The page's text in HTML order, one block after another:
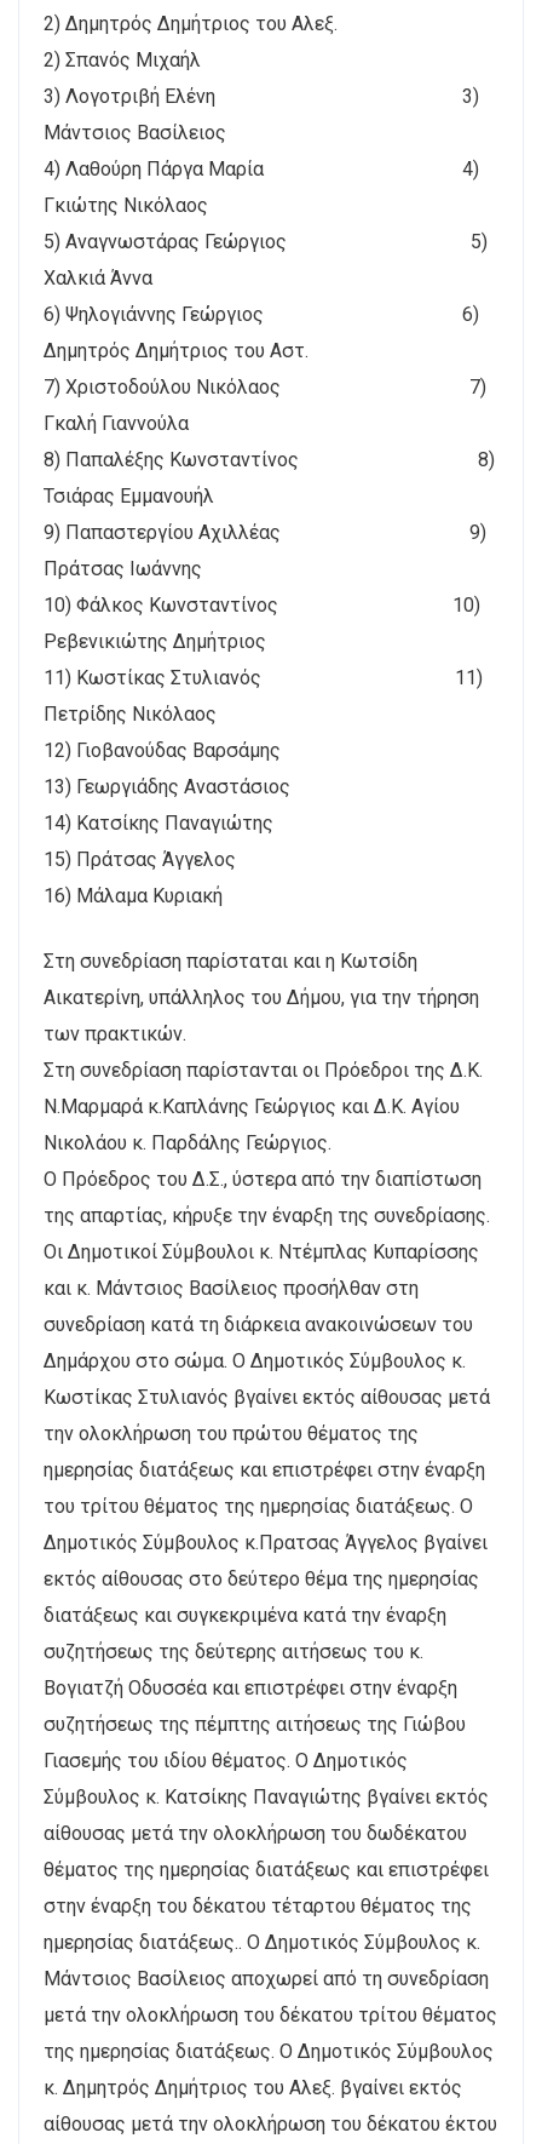
2) Δημητρός Δημήτριος του Αλεξ.
2) Σπανός Μιχαήλ
3) Λογοτριβή Ελένη 3)
Μάντσιος Βασίλειος
4) Λαθούρη Πάργα Μαρία 4)
Γκιώτης Νικόλαος
5) Αναγνωστάρας Γεώργιος 5)
Χαλκιά Άννα
6) Ψηλογιάννης Γεώργιος 6)
Δημητρός Δημήτριος του Αστ.
7) Χριστοδούλου Νικόλαος 7)
Γκαλή Γιαννούλα
8) Παπαλέξης Κωνσταντίνος 8)
Τσιάρας Εμμανουήλ
9) Παπαστεργίου Αχιλλέας 9)
Πράτσας Ιωάννης
10) Φάλκος Κωνσταντίνος 10)
Ρεβενικιώτης Δημήτριος
11) Κωστίκας Στυλιανός 11)
Πετρίδης Νικόλαος
12) Γιοβανούδας Βαρσάμης
13) Γεωργιάδης Αναστάσιος
14) Κατσίκης Παναγιώτης
15) Πράτσας Άγγελος
16) Μάλαμα Κυριακή
Στη συνεδρίαση παρίσταται και η Κωτσίδη
Αικατερίνη, υπάλληλος του Δήμου, για την τήρηση
των πρακτικών.
Στη συνεδρίαση παρίστανται οι Πρόεδροι της Δ.Κ.
Ν.Μαρμαρά κ.Καπλάνης Γεώργιος και Δ.Κ. Αγίου
Νικολάου κ. Παρδάλης Γεώργιος.
Ο Πρόεδρος του Δ.Σ., ύστερα από την διαπίστωση
της απαρτίας, κήρυξε την έναρξη της συνεδρίασης.
Οι Δημοτικοί Σύμβουλοι κ. Ντέμπλας Κυπαρίσσης
και κ. Μάντσιος Βασίλειος προσήλθαν στη
συνεδρίαση κατά τη διάρκεια ανακοινώσεων του
Δημάρχου στο σώμα. Ο Δημοτικός Σύμβουλος κ.
Κωστίκας Στυλιανός βγαίνει εκτός αίθουσας μετά
την ολοκλήρωση του πρώτου θέματος της
ημερησίας διατάξεως και επιστρέφει στην έναρξη
του τρίτου θέματος της ημερησίας διατάξεως. Ο
Δημοτικός Σύμβουλος κ.Πρατσας Άγγελος βγαίνει
εκτός αίθουσας στο δεύτερο θέμα της ημερησίας
διατάξεως και συγκεκριμένα κατά την έναρξη
συζητήσεως της δεύτερης αιτήσεως του κ.
Βογιατζή Οδυσσέα και επιστρέφει στην έναρξη
συζητήσεως της πέμπτης αιτήσεως της Γιώβου
Γιασεμής του ιδίου θέματος. Ο Δημοτικός
Σύμβουλος κ. Κατσίκης Παναγιώτης βγαίνει εκτός
αίθουσας μετά την ολοκλήρωση του δωδέκατου
θέματος της ημερησίας διατάξεως και επιστρέφει
στην έναρξη του δέκατου τέταρτου θέματος της
ημερησίας διατάξεως.. Ο Δημοτικός Σύμβουλος κ.
Μάντσιος Βασίλειος αποχωρεί από τη συνεδρίαση
μετά την ολοκλήρωση του δέκατου τρίτου θέματος
της ημερησίας διατάξεως. Ο Δημοτικός Σύμβουλος
κ. Δημητρός Δημήτριος του Αλεξ. βγαίνει εκτός
αίθουσας μετά την ολοκλήρωση του δέκατου έκτου